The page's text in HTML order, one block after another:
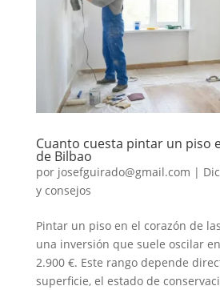
Cuanto cuesta pintar un piso
de Bilbao
por josefguirado@gmail.com |
y consejos
Pintar un piso en el corazón de
una inversión que suele oscilar
2.900 €. Este rango depende
superficie, el estado de